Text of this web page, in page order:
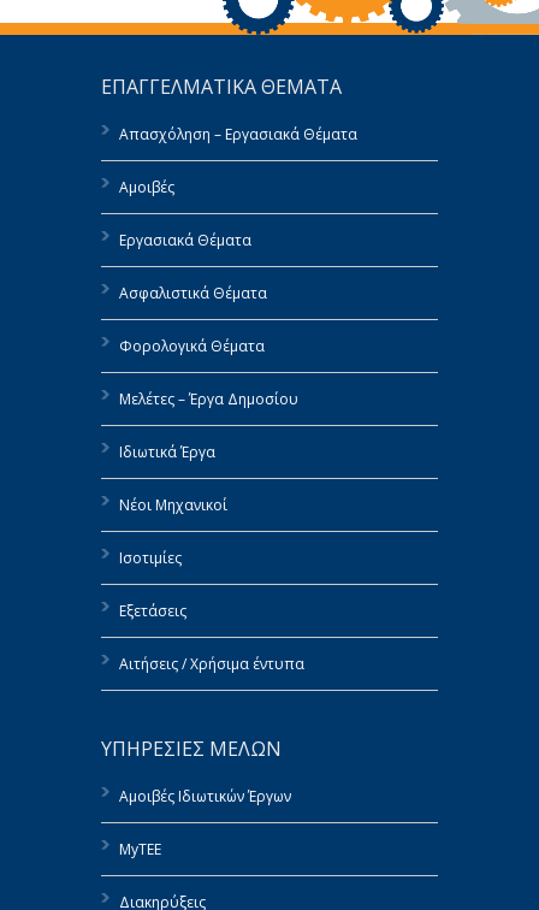
ΕΠΑΓΓΕΛΜΑΤΙΚΑ ΘΕΜΑΤΑ
Απασχόληση – Εργασιακά Θέματα
Αμοιβές
Εργασιακά Θέματα
Ασφαλιστικά Θέματα
Φορολογικά Θέματα
Μελέτες – Έργα Δημοσίου
Ιδιωτικά Έργα
Νέοι Μηχανικοί
Ισοτιμίες
Εξετάσεις
Αιτήσεις / Χρήσιμα έντυπα
ΥΠΗΡΕΣΙΕΣ ΜΕΛΩΝ
Αμοιβές Ιδιωτικών Έργων
MyTEE
Διακηρύξεις